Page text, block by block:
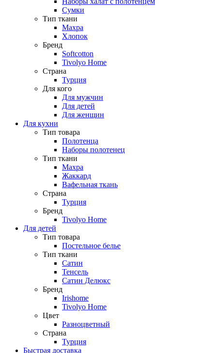
Сумки
Тип ткани
Махра
Хлопок
Бренд
Softcotton
Tivolyo Home
Страна
Турция
Для кого
Для мужчин
Для детей
Для женщин
Для кухни
Тип товара
Полотенца
Наборы полотенец
Тип ткани
Махра
Жаккард
Вафельная ткань
Страна
Турция
Бренд
Tivolyo Home
Для детей
Тип товара
Постельное белье
Тип ткани
Сатин
Тенсель
Сатин Делюкс
Бренд
Irishome
Tivolyo Home
Цвет
Разноцветный
Страна
Турция
Быстрая доставка